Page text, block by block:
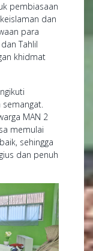
pembiasaan
dan
para
Tahlil
khidmat
MAN 2
memulai
sehingga
dan penuh